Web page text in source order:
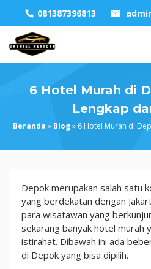
content
081387396813
6 Hotel Murah di
Lengkap
Beranda » Blog» 6 Hotel Murah di
6
Hotel
Murah
di
Depok,
Fasilitas
Depok merupakan salah satu
yang berdekatan dengan
para wisatawan yang
sekarang banyak hotel murah
istirahat. Dibawah ini ada
di Depok yang bisa dipilih.